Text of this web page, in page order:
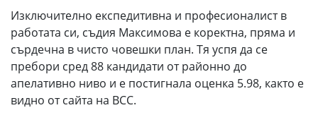
Изключително експедитивна и професионалист в
работата си, съдия Максимова е коректна, пряма и
сърдечна в чисто човешки план. Тя успя да се
пребори сред 88 кандидати от районно до
апелативно ниво и е постигнала оценка 5.98, както е
видно от сайта на ВСС.